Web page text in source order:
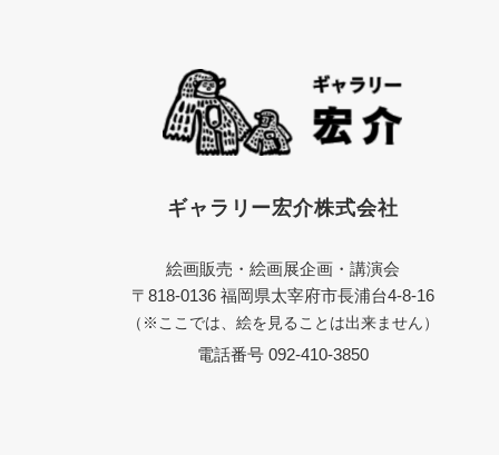
ギャラリー宏介株式会社
絵画販売・絵画展企画・講演会
〒818-0136 福岡県太宰府市長浦台4-8-16
（※ここでは、絵を見ることは出来ません）
電話番号 092-410-3850